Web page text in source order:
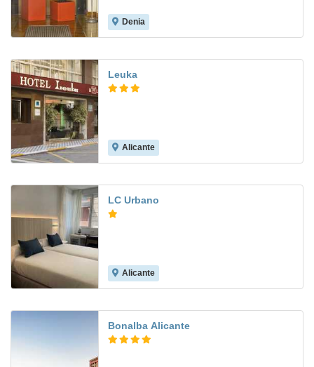
Denia
Leuka
Alicante
LC Urbano
Alicante
Bonalba Alicante